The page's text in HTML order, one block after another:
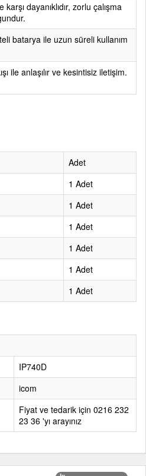
dayanıklıdır, zorlu çalışma
batarya ile uzun süreli kullanım
ile anlaşılır ve kesintisiz iletişim.
Adet
1 Adet
1 Adet
1 Adet
1 Adet
1 Adet
1 Adet
IP740D
icom
Fiyat ve tedarik için 0216 232
23 36 'yı arayınız